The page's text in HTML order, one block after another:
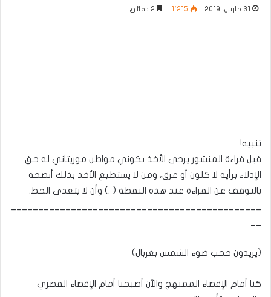
31 مارس، 2019 1٬215
تنبيه!
قبل قراءة المنشور يرجى الأخذ بكوني مواطن موريتاني له حق
الإدلاء برأيه لا كلون أو عرق، ومن لا يستطيع الأخذ بذلك أنصحه
بالتوقف عن القراءة عند هذه النقطة ( .) وأن لا يتعدى الخط.
(يريدون ححب ضوء الشمس بغربال)
كنا أمام الإقصاء الممنهج والآن أصبحنا أمام الإقصاء القصري